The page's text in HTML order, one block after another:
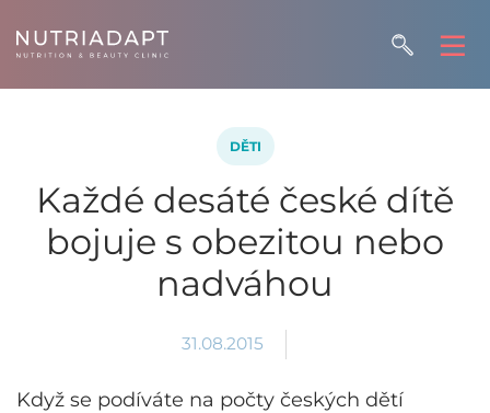
DĚTI
Každé desáté české dítě
bojuje s obezitou nebo
nadváhou
31.08.2015
Když se podíváte na počty českých dětí